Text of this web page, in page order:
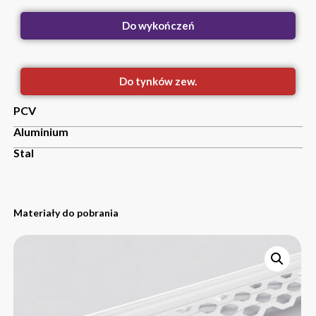
Do wykończeń
Do tynków zew.
PCV
Aluminium
Stal
Materiały do pobrania